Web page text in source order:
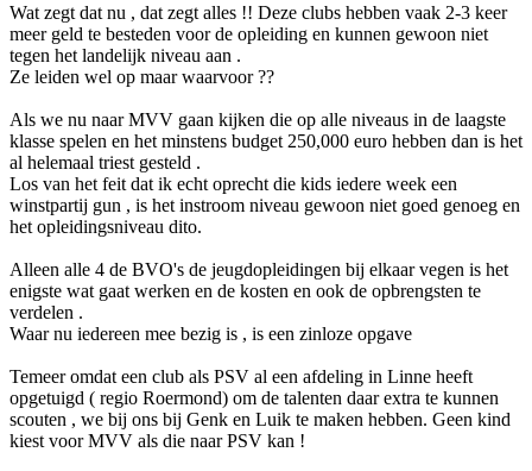
Wat zegt dat nu , dat zegt alles !! Deze clubs hebben vaak 2-3 keer
meer geld te besteden voor de opleiding en kunnen gewoon niet
tegen het landelijk niveau aan .
Ze leiden wel op maar waarvoor ??
Als we nu naar MVV gaan kijken die op alle niveaus in de laagste
klasse spelen en het minstens budget 250,000 euro hebben dan is het
al helemaal triest gesteld .
Los van het feit dat ik echt oprecht die kids iedere week een
winstpartij gun , is het instroom niveau gewoon niet goed genoeg en
het opleidingsniveau dito.
Alleen alle 4 de BVO's de jeugdopleidingen bij elkaar vegen is het
enigste wat gaat werken en de kosten en ook de opbrengsten te
verdelen .
Waar nu iedereen mee bezig is , is een zinloze opgave
Temeer omdat een club als PSV al een afdeling in Linne heeft
opgetuigd ( regio Roermond) om de talenten daar extra te kunnen
scouten , we bij ons bij Genk en Luik te maken hebben. Geen kind
kiest voor MVV als die naar PSV kan !